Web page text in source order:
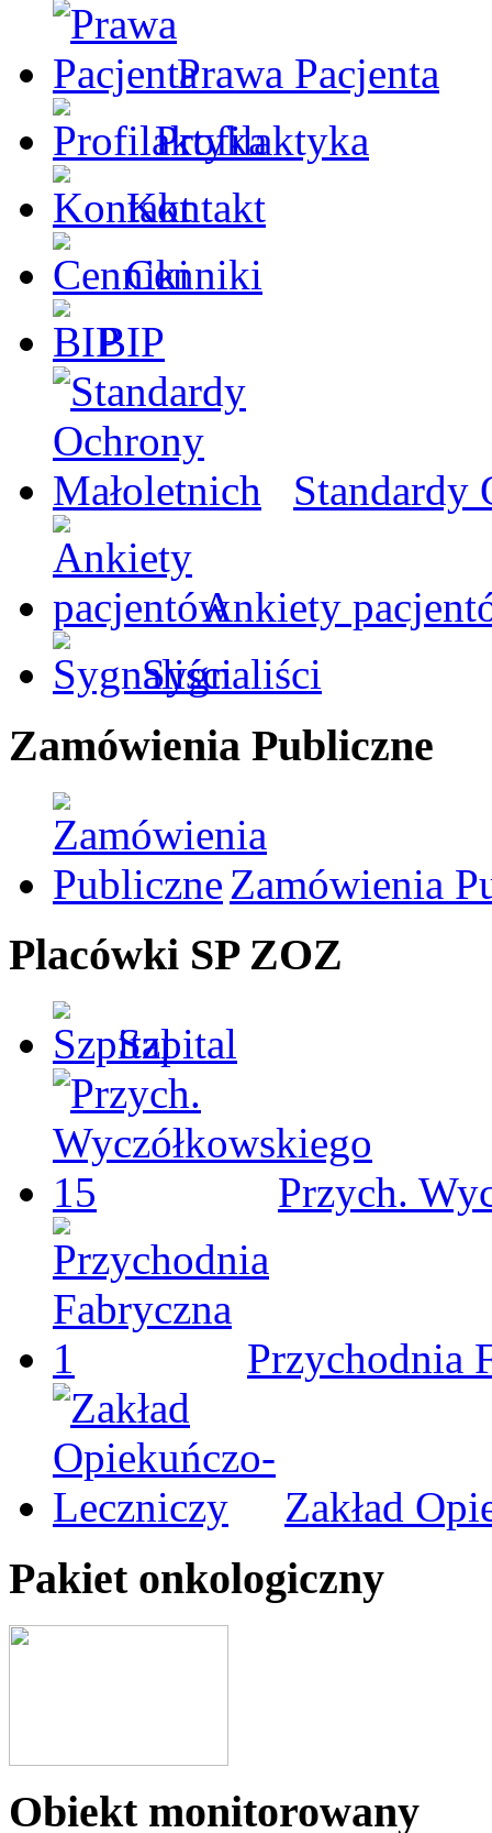
Prawa Pacjenta
Profilaktyka
Kontakt
Cenniki
BIP
Standardy
Ankiety
Sygnaliści
Zamówienia Publiczne
Zamówienia
Placówki SP ZOZ
Szpital
Przych.
Przychodnia
Zakład
Pakiet onkologiczny
Obiekt monitorowany